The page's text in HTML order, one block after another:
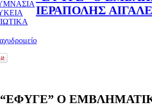
ΙΕΡΑΠΟΛΗΣ
“ΕΦΥΓΕ” Ο